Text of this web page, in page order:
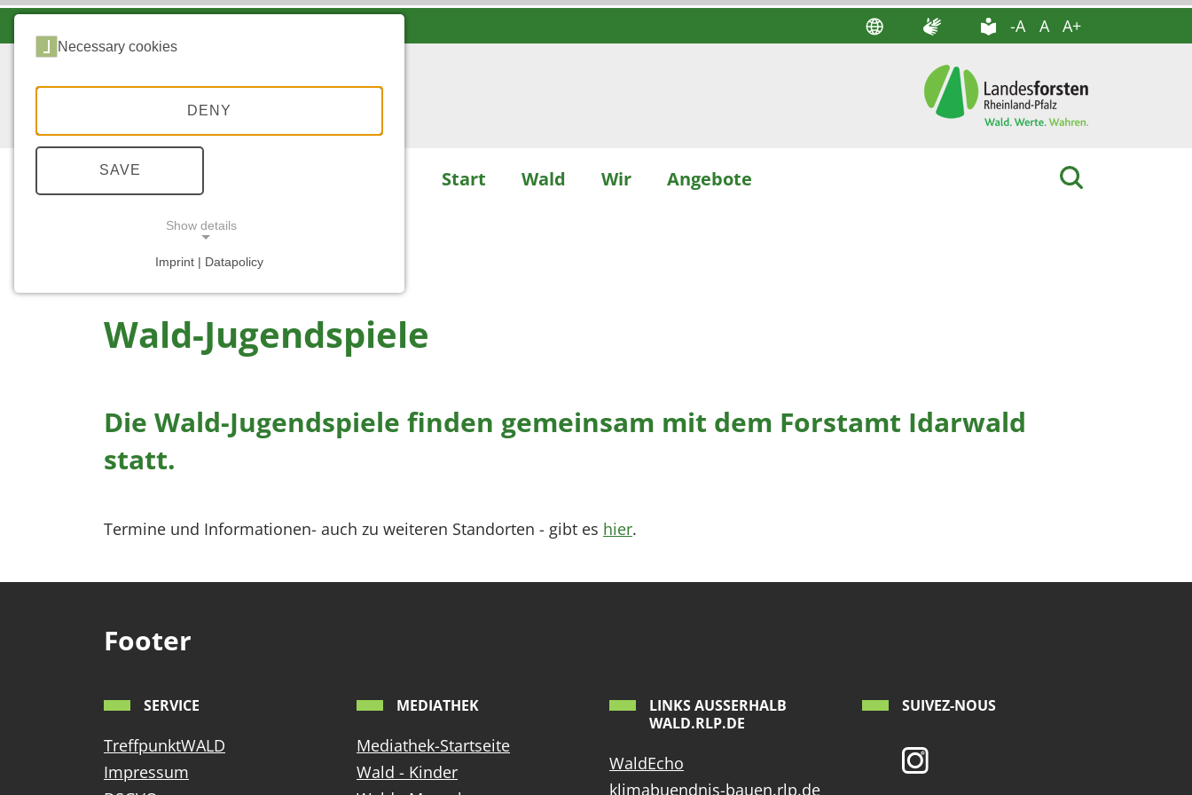
-A A A+
Start Wald Wir Angebote
STARTSEITE ... WALD-JUGENDSPIELE
Wald-Jugendspiele
Die Wald-Jugendspiele finden gemeinsam mit dem Forstamt Idarwald
statt.
Termine und Informationen- auch zu weiteren Standorten - gibt es hier.
Footer
SERVICE
TreffpunktWALD
Impressum
MEDIATHEK
Mediathek-Startseite
Wald - Kinder
LINKS AUSSERHALB W
ALD.RLP.DE
WaldEcho
klimabuendnis-bauen.rlp.de
SUIVEZ-NOUS
Necessary cookies
DENY
SAVE
Show details
Imprint | Datapolicy